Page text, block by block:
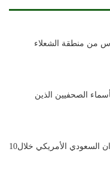
من منطقة الشعلاء
الصحفيين الذين
عين الإنسانية: ضحايا العدوان السعودي الأمريكي خلال10